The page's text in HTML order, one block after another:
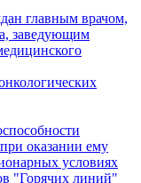
главным врачом,
заведующим
оказании ему
условиях
"Горячих линий"